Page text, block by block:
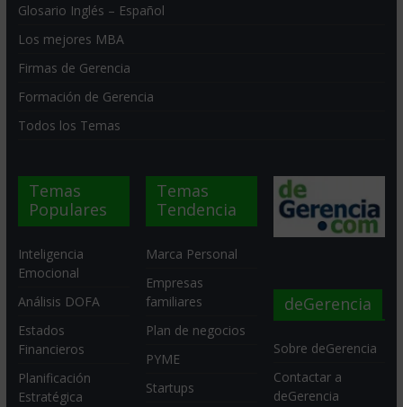
Glosario Inglés – Español
Los mejores MBA
Firmas de Gerencia
Formación de Gerencia
Todos los Temas
Temas
Populares
Inteligencia
Emocional
Análisis DOFA
Estados
Financieros
Planificación
Estratégica
Temas
Tendencia
Marca Personal
Empresas
familiares
Plan de negocios
PYME
Startups
deGerencia
Sobre deGerencia
Contactar a
deGerencia